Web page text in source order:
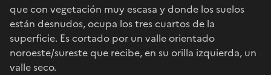
que con vegetación muy escasa y donde los suelos
están desnudos, ocupa los tres cuartos de la
superficie. Es cortado por un valle orientado
noroeste/sureste que recibe, en su orilla izquierda, un
valle seco.